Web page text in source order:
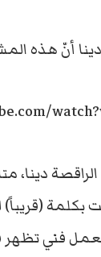
دينا أنّ هذه
دينا،
بكلمة (قريباً)
فني تظهر